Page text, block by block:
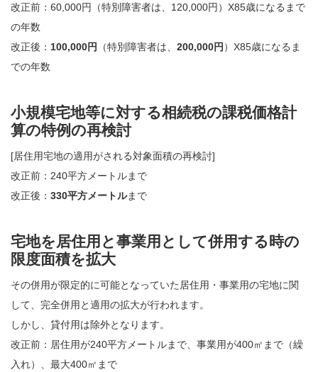
改正前：60,000円（特別障害者は、120,000円）X85歳になるまで
の年数
改正後： 100,000円 （特別障害者は、 200,000円 ）X85歳になるま
での年数
小規模宅地等に対する相続税の課税価格計
算の特例の再検討
[居住用宅地の適用がされる対象面積の再検討]
改正前：240平方メートルまで
改正後： 330平方メートルまで
宅地を居住用と事業用として併用する時の
限度面積を拡大
その併用が限定的に可能となっていた居住用・事業用の宅地に関
して、完全併用と適用の拡大が行われます。
しかし、貸付用は除外となります。
改正前：居住用が240平方メートルまで、事業用が400㎡まで（繰
入れ）、最大400㎡まで